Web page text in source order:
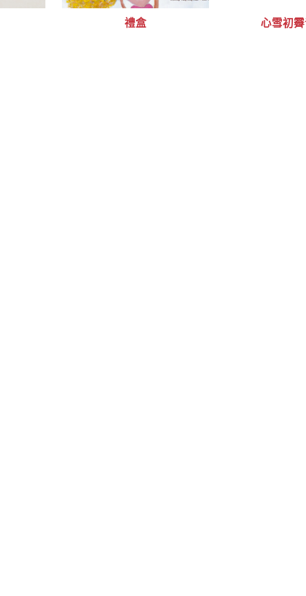
禮盒 心雪初